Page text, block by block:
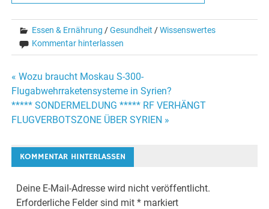
Essen & Ernährung /Gesundheit /Wissenswertes
Kommentar hinterlassen
Beitrags-
Navigation
« Wozu braucht Moskau S-300-
Flugabwehrraketensysteme in Syrien?
***** SONDERMELDUNG ***** RF VERHÄNGT
FLUGVERBOTSZONE ÜBER SYRIEN »
KOMMENTAR HINTERLASSEN
Deine E-Mail-Adresse wird nicht veröffentlicht.
Erforderliche Felder sind mit* markiert